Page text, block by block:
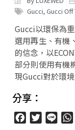
Gucci, Gucci Off
Gucci以環保為
選用再生、有機
的信念，以
部分則使用有機
現Gucci對於環
分享：
FacebookTwitter
Line